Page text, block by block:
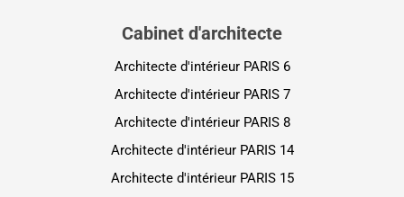
Cabinet d'architecte
Architecte d'intérieur PARIS 6
Architecte d'intérieur PARIS 7
Architecte d'intérieur PARIS 8
Architecte d'intérieur PARIS 14
Architecte d'intérieur PARIS 15